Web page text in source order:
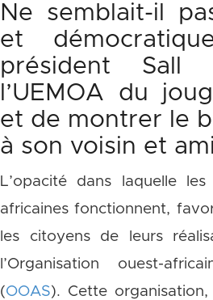
Ne semblait-il
et
président Sall
l’UEMOA du
et de montrer le
à son voisin et
L’opacité dans laquelle
africaines fonctionnent,
les citoyens de leurs
l’Organisation ouest-
(OOAS). Cette